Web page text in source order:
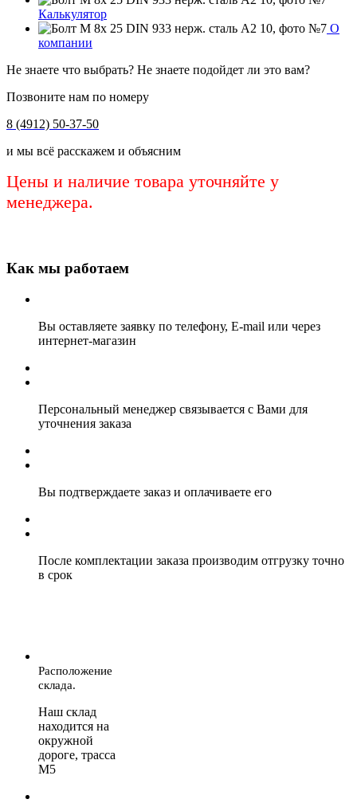
Калькулятор
О
компании
Не знаете что выбрать? Не знаете подойдет ли это вам?
Позвоните нам по номеру
8 (4912) 50-37-50
и мы всё расскажем и объясним
Цены и наличие товара уточняйте у
менеджера.
Как мы работаем
Вы оставляете заявку по телефону, E-mail или через
интернет-магазин
Персональный менеджер связывается с Вами для
уточнения заказа
Вы подтверждаете заказ и оплачиваете его
После комплектации заказа производим отгрузку точно
в срок
Расположение
склада.
Наш склад
находится на
окружной
дороге, трасса
М5